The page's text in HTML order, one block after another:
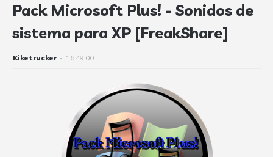
Pack Microsoft Plus! - Sonidos de
sistema para XP [FreakShare]
Kiketrucker - 16:49:00